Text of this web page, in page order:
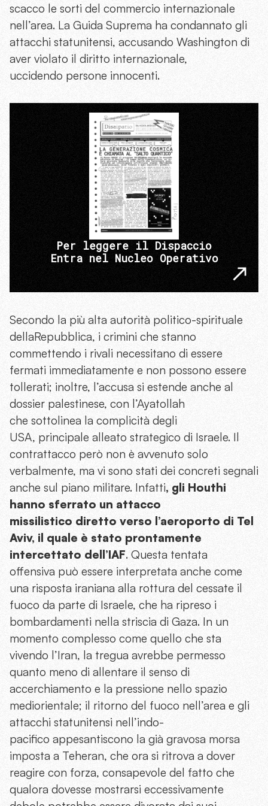
scacco le sorti del commercio internazionale
nell’area. La Guida Suprema ha condannato gli
attacchi statunitensi, accusando Washington di
aver violato il diritto internazionale,
uccidendo persone innocenti.
Per leggere il Dispaccio
Entra nel Nucleo Operativo
Secondo la più alta autorità politico-spirituale
dellaRepubblica, i crimini che stanno
commettendo i rivali necessitano di essere
fermati immediatamente e non possono essere
tollerati; inoltre, l’accusa si estende anche al
dossier palestinese, con l’Ayatollah
che sottolinea la complicità degli
USA, principale alleato strategico di Israele. Il
contrattacco però non è avvenuto solo
verbalmente, ma vi sono stati dei concreti segnali
anche sul piano militare. Infatti, gli Houthi
hanno sferrato un attacco
missilistico diretto verso l’aeroporto di Tel
Aviv, il quale è stato prontamente
intercettato dell’IAF. Questa tentata
offensiva può essere interpretata anche come
una risposta iraniana alla rottura del cessate il
fuoco da parte di Israele, che ha ripreso i
bombardamenti nella striscia di Gaza. In un
momento complesso come quello che sta
vivendo l’Iran, la tregua avrebbe permesso
quanto meno di allentare il senso di
accerchiamento e la pressione nello spazio
mediorientale; il ritorno del fuoco nell’area e gli
attacchi statunitensi nell’indo-
pacifico appesantiscono la già gravosa morsa
imposta a Teheran, che ora si ritrova a dover
reagire con forza, consapevole del fatto che
qualora dovesse mostrarsi eccessivamente